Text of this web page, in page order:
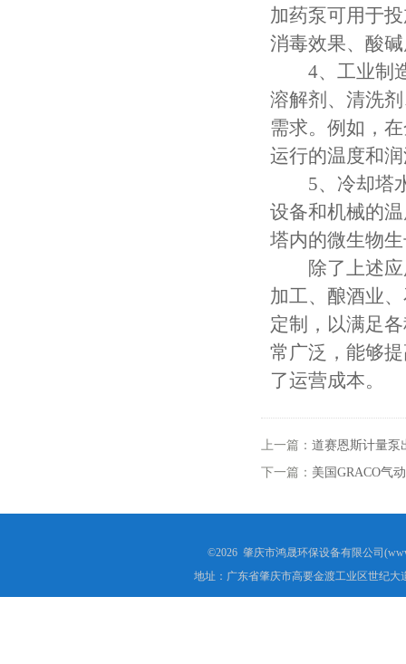
加药泵可用于
消毒效果、酸
4、工业制造
溶解剂、清洗
需求。例如，
运行的温度和
5、冷却塔水
设备和机械的
塔内的微生物
除了上述应用
加工、酿酒业
定制，以满足
常广泛，能够
了运营成本。
上一篇： 道赛恩斯计量泵
下一篇： 美国GRACO气
©2026 肇庆市鸿晟环保设备有限公司
地址：广东省肇庆市高要金渡工业区世纪大